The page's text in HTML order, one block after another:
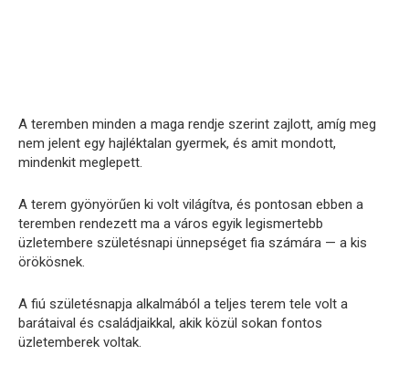
A teremben minden a maga rendje szerint zajlott, amíg meg
nem jelent egy hajléktalan gyermek, és amit mondott,
mindenkit meglepett.
A terem gyönyörűen ki volt világítva, és pontosan ebben a
teremben rendezett ma a város egyik legismertebb
üzletembere születésnapi ünnepséget fia számára — a kis
örökösnek.
A fiú születésnapja alkalmából a teljes terem tele volt a
barátaival és családjaikkal, akik közül sokan fontos
üzletemberek voltak.